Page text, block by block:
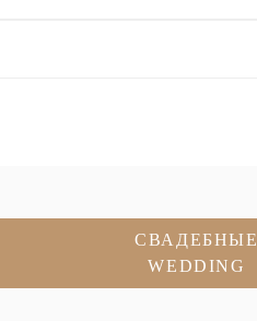
СВАДЕБНЫЕ
WEDDING